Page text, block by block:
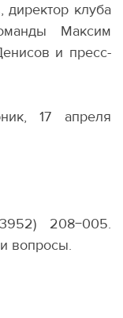
директор клуба
Максим
и пресс-
17 апреля
3952) 208−005.
вопросы.